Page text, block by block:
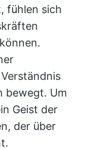
fühlen sich
bewegt. Um
Geist der
der über